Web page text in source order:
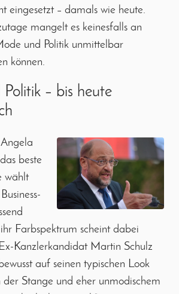
eingesetzt – damals wie heute.
mangelt es keinesfalls an
und Politik unmittelbar
können.
– bis heute
beste
wählt
Farbspektrum scheint dabei
Kanzlerkandidat Martin Schulz
auf seinen typischen Look
Stange und eher unmodischem